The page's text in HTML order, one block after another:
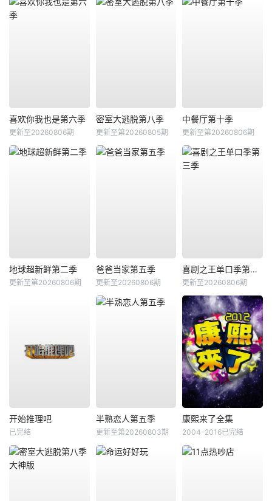
喜欢你我也是第六季
更新至20260806期
密室大逃脱第八季
更新至第20260805期
中餐厅第十季
更新至第20260806期
地球超新鲜第二季
更新至第20260806期
爸爸当家第五季
更新至20260806期
喜剧之王单口季第三季
更新至20260806期
开始推理吧
已完结
半熟恋人第五季
更新至第20260803期
康熙来了全集
2004-2016已完结